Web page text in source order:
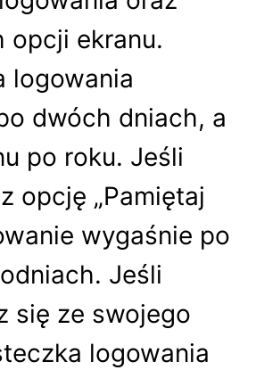
opcji ekranu.
logowania
dwóch dniach, a
po roku. Jeśli
opcję „Pamiętaj
wygaśnie po
Jeśli
się ze swojego
logowania